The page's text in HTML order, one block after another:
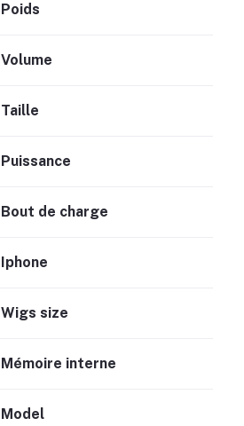
Frais supplémentaires (7)
Poids
Volume
Taille
Puissance
Bout de charge
Iphone
Wigs size
Mémoire interne
Model